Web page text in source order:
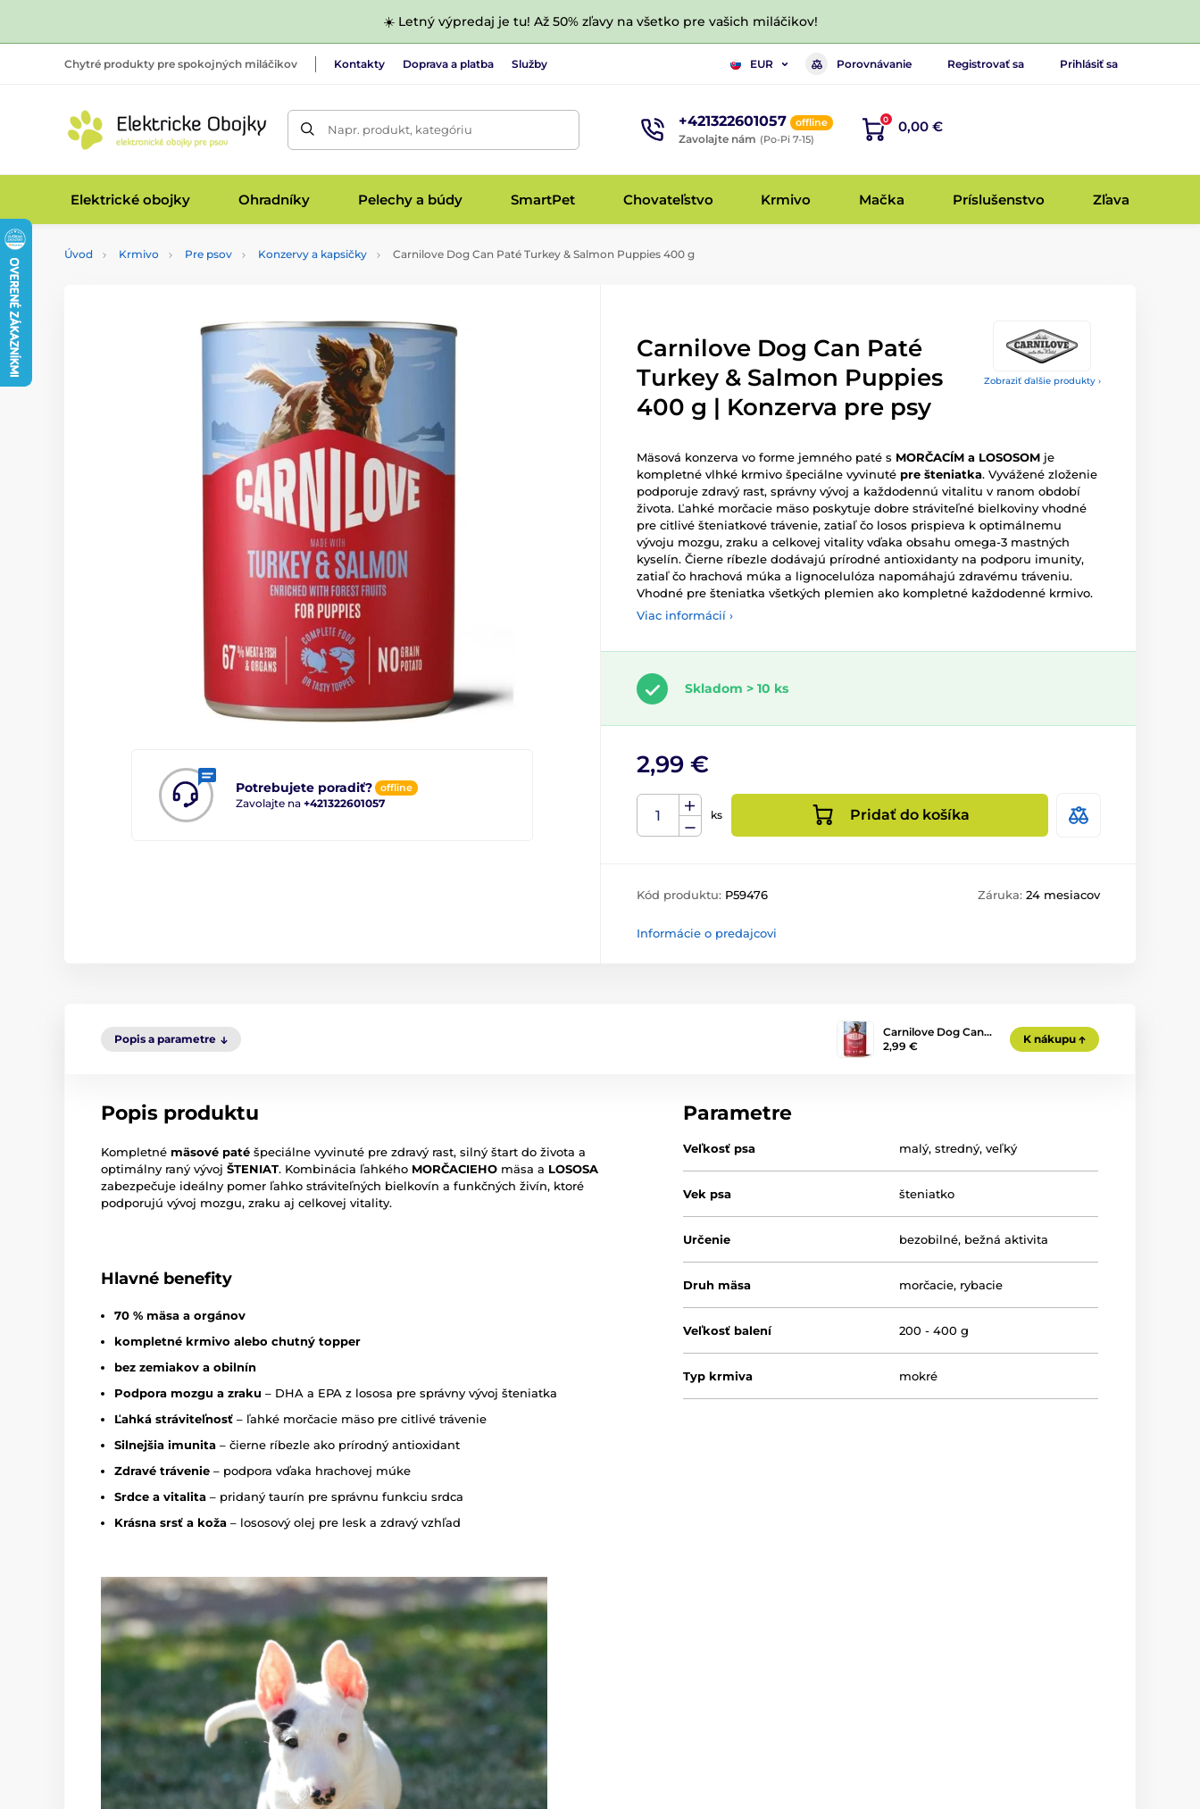
☀️ Letný výpredaj je tu! Až 50% zľavy na všetko pre vašich miláčikov!
Chytré produkty pre spokojných miláčikov Kontakty Doprava a platba Služby EUR Porovnávanie Registrovať sa Prihlásiť sa
Napr. produkt, kategóriu +421322601057 offline
Zavolajte nám (Po-Pi 7-15)
0 0,00 €
Elektrické obojky Ohradníky Pelechy a búdy SmartPet Chovateľstvo Krmivo Mačka Príslušenstvo Zľava
Úvod Krmivo Pre psov Konzervy a kapsičky Carnilove Dog Can Paté Turkey & Salmon Puppies 400 g
Zobraziť ďalšie produkty ›
Potrebujete poradiť? offline
Zavolajte na +421322601057
Carnilove Dog Can Paté
Turkey & Salmon Puppies
400 g | Konzerva pre psy
Mäsová konzerva vo forme jemného paté s MORČACÍM a LOSOSOM je
kompletné vlhké krmivo špeciálne vyvinuté pre šteniatka. Vyvážené zloženie
podporuje zdravý rast, správny vývoj a každodennú vitalitu v ranom období
života. Ľahké morčacie mäso poskytuje dobre stráviteľné bielkoviny vhodné
pre citlivé šteniatkové trávenie, zatiaľ čo losos prispieva k optimálnemu
vývoju mozgu, zraku a celkovej vitality vďaka obsahu omega-3 mastných
kyselín. Čierne ríbezle dodávajú prírodné antioxidanty na podporu imunity,
zatiaľ čo hrachová múka a lignocelulóza napomáhajú zdravému tráveniu.
Vhodné pre šteniatka všetkých plemien ako kompletné každodenné krmivo.
Viac informácií ›
Skladom > 10 ks
2,99 €
ks Pridať do košíka
Kód produktu: P59476 Záruka: 24 mesiacov
Informácie o predajcovi
Popis a parametre
Carnilove Dog Can…
2,99 €
K nákupu
Popis produktu
Kompletné mäsové paté špeciálne vyvinuté pre zdravý rast, silný štart do života a
optimálny raný vývoj ŠTENIAT. Kombinácia ľahkého MORČACIEHO mäsa a LOSOSA
zabezpečuje ideálny pomer ľahko stráviteľných bielkovín a funkčných živín, ktoré
podporujú vývoj mozgu, zraku aj celkovej vitality.
Hlavné benefity
70 % mäsa a orgánov
kompletné krmivo alebo chutný topper
bez zemiakov a obilnín
Podpora mozgu a zraku – DHA a EPA z lososa pre správny vývoj šteniatka
Ľahká stráviteľnosť – ľahké morčacie mäso pre citlivé trávenie
Silnejšia imunita – čierne ríbezle ako prírodný antioxidant
Zdravé trávenie – podpora vďaka hrachovej múke
Srdce a vitalita – pridaný taurín pre správnu funkciu srdca
Krásna srsť a koža – lososový olej pre lesk a zdravý vzhľad
Parametre
Veľkosť psa malý,stredný,veľký
Vek psa šteniatko
Určenie bezobilné, bežná aktivita
Druh mäsa morčacie, rybacie
Veľkosť balení 200 - 400 g
Typ krmiva mokré